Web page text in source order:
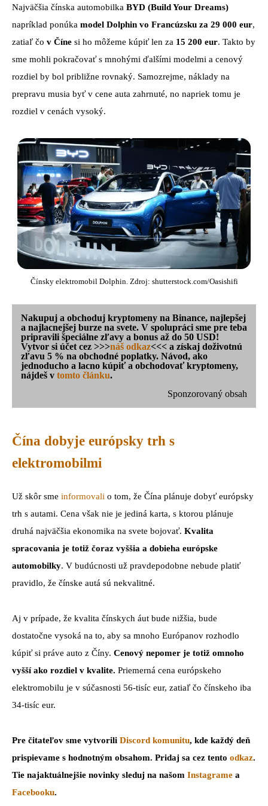
Najväčšia čínska automobilka BYD (Build Your Dreams)
napríklad ponúka model Dolphin vo Francúzsku za 29 000 eur,
zatiaľ čo v Číne si ho môžeme kúpiť len za 15 200 eur. Takto by
sme mohli pokračovať s mnohými ďalšími modelmi a cenový
rozdiel by bol približne rovnaký. Samozrejme, náklady na
prepravu musia byť v cene auta zahrnuté, no napriek tomu je
rozdiel v cenách vysoký.
Čínsky elektromobil Dolphin. Zdroj: shutterstock.com/Oasishifi
Nakupuj a obchoduj kryptomeny na Binance, najlepšej
a najlacnejšej burze na svete. V spolupráci sme pre teba
pripravili špeciálne zľavy a bonus až do 50 USD!
Vytvor si účet cez >>>náš odkaz<<< a získaj doživotnú
zľavu 5 % na obchodné poplatky. Návod, ako
jednoducho a lacno kúpiť a obchodovať kryptomeny,
nájdeš v tomto článku.
Sponzorovaný obsah
Čína dobyje európsky trh s
elektromobilmi
Už skôr sme informovali o tom, že Čína plánuje dobyť európsky
trh s autami. Cena však nie je jediná karta, s ktorou plánuje
druhá najväčšia ekonomika na svete bojovať. Kvalita
spracovania je totiž čoraz vyššia a dobieha európske
automobilky. V budúcnosti už pravdepodobne nebude platiť
pravidlo, že čínske autá sú nekvalitné.
Aj v prípade, že kvalita čínskych áut bude nižšia, bude
dostatočne vysoká na to, aby sa mnoho Európanov rozhodlo
kúpiť si práve auto z Číny. Cenový nepomer je totiž omnoho
vyšší ako rozdiel v kvalite. Priemerná cena európskeho
elektromobilu je v súčasnosti 56-tisíc eur, zatiaľ čo čínskeho iba
34-tisíc eur.
Pre čitateľov sme vytvorili Discord komunitu, kde každý deň
prispievame s hodnotným obsahom. Pridaj sa cez tento odkaz.
Tie najaktuálnejšie novinky sleduj na našom Instagrame a
Facebooku.